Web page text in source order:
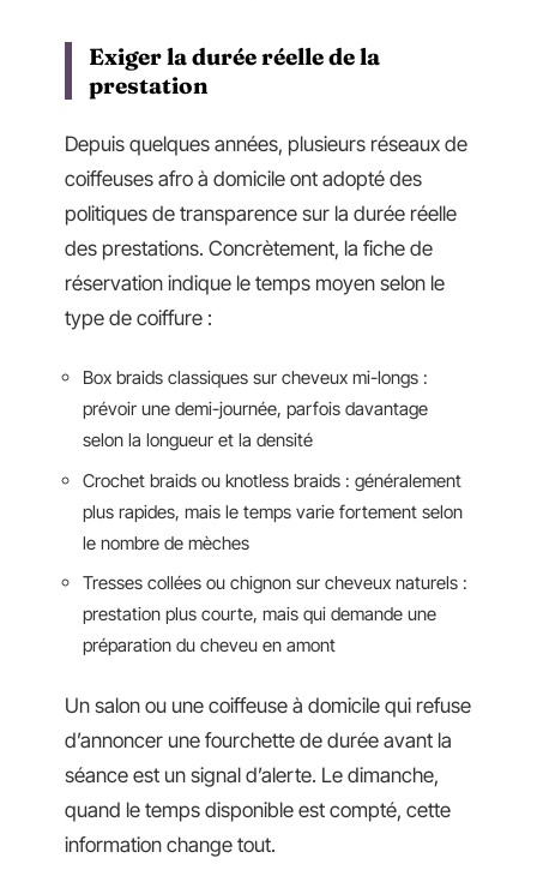
Exiger la durée réelle de la
prestation
Depuis quelques années, plusieurs réseaux de
coiffeuses afro à domicile ont adopté des
politiques de transparence sur la durée réelle
des prestations. Concrètement, la fiche de
réservation indique le temps moyen selon le
type de coiffure :
Box braids classiques sur cheveux mi-longs :
prévoir une demi-journée, parfois davantage
selon la longueur et la densité
Crochet braids ou knotless braids : généralement
plus rapides, mais le temps varie fortement selon
le nombre de mèches
Tresses collées ou chignon sur cheveux naturels :
prestation plus courte, mais qui demande une
préparation du cheveu en amont
Un salon ou une coiffeuse à domicile qui refuse
d’annoncer une fourchette de durée avant la
séance est un signal d’alerte. Le dimanche,
quand le temps disponible est compté, cette
information change tout.